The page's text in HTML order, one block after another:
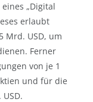
„Digital
erlaubt
Mrd. USD, um
Ferner
von je 1
und für die